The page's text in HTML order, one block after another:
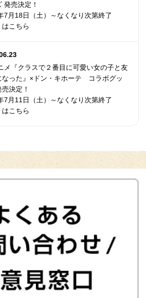
発売決定！
7月18日（土）～なくなり次第終了
こちら
メ『クラスで２番目に可愛い女の子と友
なった』×ドン・キホーテ コラボグッ
決定！
7月11日（土）～なくなり次第終了
こちら